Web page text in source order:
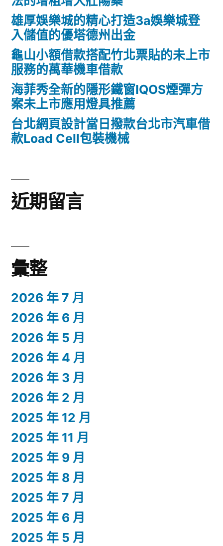
雄厚娛樂城的精心打造3a娛樂城登
入儲值的優塔德州出金
龜山小額借款搭配竹北票貼的未上市
服務的萬華機車借款
海菲秀全新的隱形鐵窗IQOS煙彈方
案未上市應用燈具推薦
台北網頁設計當日撥款台北市汽車借
款Load Cell包裝機械
近期留言
彙整
2026 年 7 月
2026 年 6 月
2026 年 5 月
2026 年 4 月
2026 年 3 月
2026 年 2 月
2025 年 12 月
2025 年 11 月
2025 年 9 月
2025 年 8 月
2025 年 7 月
2025 年 6 月
2025 年 5 月